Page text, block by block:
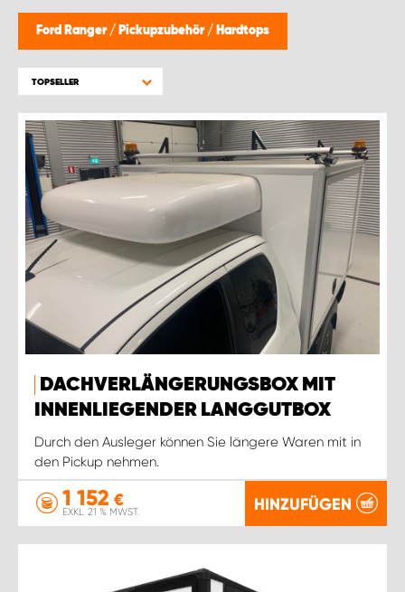
Ford Ranger / Pickupzubehör / Hardtops
TOPSELLER
DACHVERLÄNGERUNGSBOX MIT
INNENLIEGENDER LANGGUTBOX
Durch den Ausleger können Sie längere Waren mit in
den Pickup nehmen.
1 152 €
EXKL. 21 % MWST. HINZUFÜGEN
WORK SYSTEM WORK SYSTEM BRÜGGE